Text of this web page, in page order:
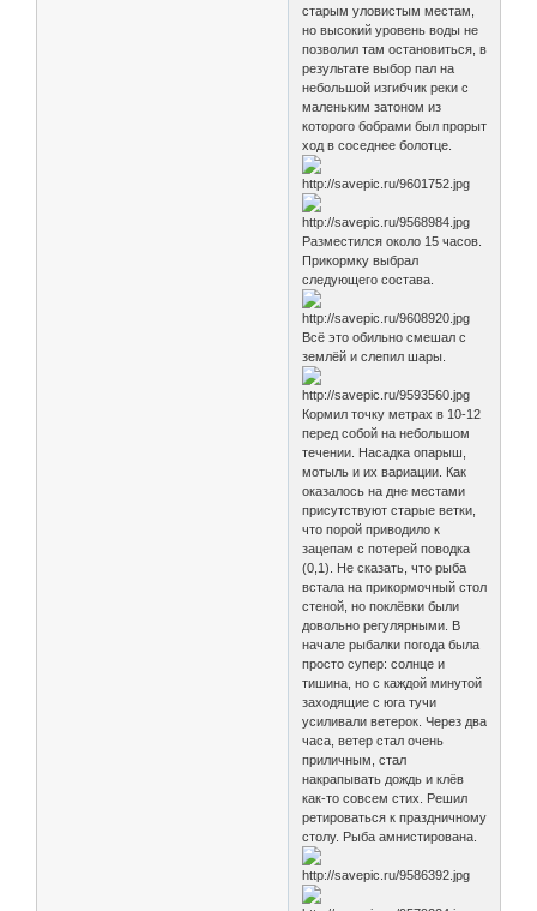
старым уловистым местам,
но высокий уровень воды не
позволил там остановиться, в
результате выбор пал на
небольшой изгибчик реки с
маленьким затоном из
которого бобрами был прорыт
ход в соседнее болотце.
Разместился около 15 часов.
Прикормку выбрал
следующего состава.
Всё это обильно смешал с
землёй и слепил шары.
Кормил точку метрах в 10-12
перед собой на небольшом
течении. Насадка опарыш,
мотыль и их вариации. Как
оказалось на дне местами
присутствуют старые ветки,
что порой приводило к
зацепам с потерей поводка
(0,1). Не сказать, что рыба
встала на прикормочный стол
стеной, но поклёвки были
довольно регулярными. В
начале рыбалки погода была
просто супер: солнце и
тишина, но с каждой минутой
заходящие с юга тучи
усиливали ветерок. Через два
часа, ветер стал очень
приличным, стал
накрапывать дождь и клёв
как-то совсем стих. Решил
ретироваться к праздничному
столу. Рыба амнистирована.